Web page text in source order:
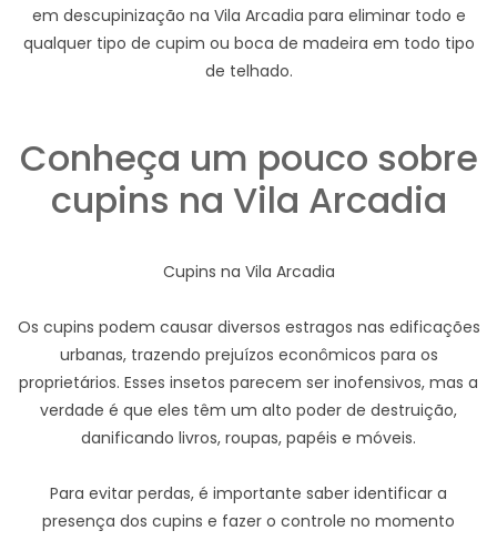
em descupinização na Vila Arcadia para eliminar todo e
qualquer tipo de cupim ou boca de madeira em todo tipo
de telhado.
Conheça um pouco sobre
cupins na Vila Arcadia
Cupins na Vila Arcadia
Os cupins podem causar diversos estragos nas edificações
urbanas, trazendo prejuízos econômicos para os
proprietários. Esses insetos parecem ser inofensivos, mas a
verdade é que eles têm um alto poder de destruição,
danificando livros, roupas, papéis e móveis.
Para evitar perdas, é importante saber identificar a
presença dos cupins e fazer o controle no momento